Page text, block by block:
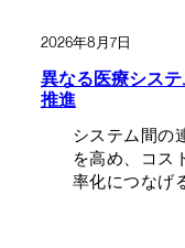
2026年8月7日
異なる医療シス
推進
システム間の
を高め、コス
率化につなげ